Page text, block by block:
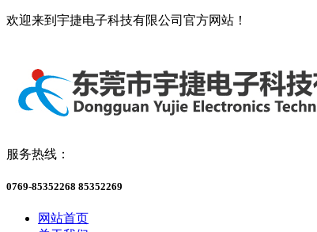
欢迎来到宇捷电子科技有限公司官方网站！
服务热线：
0769-85352268 85352269
网站首页